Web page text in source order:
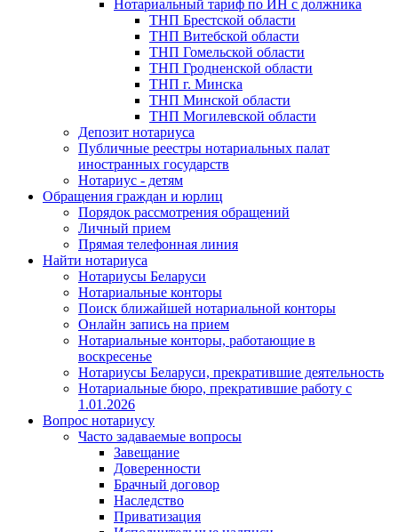
Нотариальный тариф по ИН с должника
ТНП Брестской области
ТНП Витебской области
ТНП Гомельской области
ТНП Гродненской области
ТНП г. Минска
ТНП Минской области
ТНП Могилевской области
Депозит нотариуса
Публичные реестры нотариальных палат
иностранных государств
Нотариус - детям
Обращения граждан и юрлиц
Порядок рассмотрения обращений
Личный прием
Прямая телефонная линия
Найти нотариуса
Нотариусы Беларуси
Нотариальные конторы
Поиск ближайшей нотариальной конторы
Онлайн запись на прием
Нотариальные конторы, работающие в
воскресенье
Нотариусы Беларуси, прекратившие деятельность
Нотариальные бюро, прекратившие работу с
1.01.2026
Вопрос нотариусу
Часто задаваемые вопросы
Завещание
Доверенности
Брачный договор
Наследство
Приватизация